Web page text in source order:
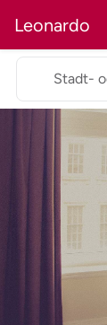
Leonardo
Stadt-